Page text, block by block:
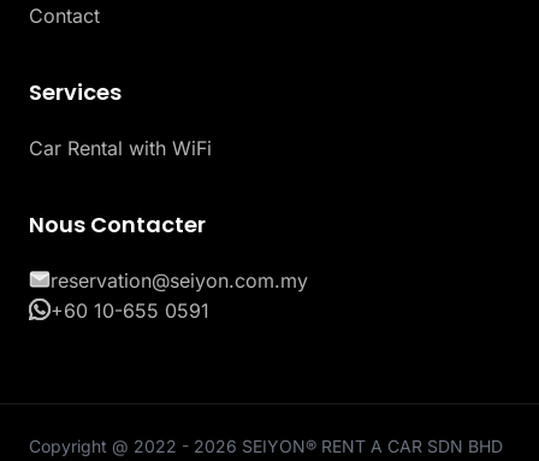
Services
Car Rental with WiFi
Contact
Nous Contacter
reservation@seiyon.com.my
+60 10-655 0591
Copyright @ 2022 - 2026 SEIYON® RENT A CAR SDN BHD